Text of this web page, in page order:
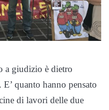
a giudizio è dietro
quanto hanno pensato
di lavori delle due